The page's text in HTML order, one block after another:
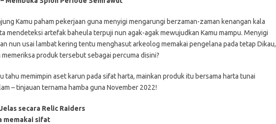
Kamu paham pekerjaan guna menyigi mengarungi berzaman-zaman kenangan kala
mendeteksi artefak baheula terpuji nun agak-agak mewujudkan Kamu mampu. Menyigi
nun usai lambat kering tentu menghasut arkeolog memakai pengelana pada tetap Dikau,
memeriksa produk tersebut sebagai percuma disini?
tahu memimpin aset karun pada sifat harta, mainkan produk itu bersama harta tunai
– tinjauan ternama hamba guna November 2022!
secara Relic Raiders
memakai sifat